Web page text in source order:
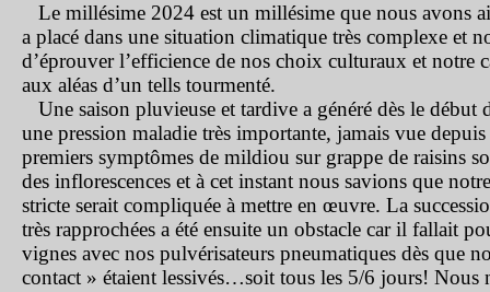
Le millésime 2024 est un millésime que nous avons
a placé dans une situation climatique très complexe et
d’éprouver l’efficience de nos choix culturaux et notre
aux aléas d’un tells tourmenté.
Une saison pluvieuse et tardive a généré dès le début
une pression maladie très importante, jamais vue
premiers symptômes de mildiou sur grappe de raisins
des inflorescences et à cet instant nous savions que
stricte serait compliquée à mettre en œuvre. La
très rapprochées a été ensuite un obstacle car il fallait
vignes avec nos pulvérisateurs pneumatiques dès que
contact » étaient lessivés…soit tous les 5/6 jours! Nous